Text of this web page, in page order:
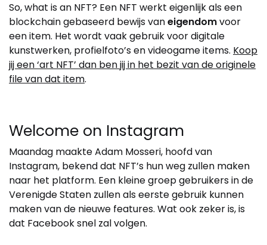
So, what is an NFT? Een NFT werkt eigenlijk als een
blockchain gebaseerd bewijs vaneigendomvoor
een item. Het wordt vaak gebruik voor digitale
kunstwerken, profielfoto’s en videogame items. Koop
jij een ‘art NFT’ dan ben jij in het bezit van de originele
file van dat item.
Welcome on Instagram
Maandag maakte Adam Mosseri, hoofd van
Instagram, bekend dat NFT’s hun weg zullen maken
naar het platform. Een kleine groep gebruikers in de
Verenigde Staten zullen als eerste gebruik kunnen
maken van de nieuwe features. Wat ook zeker is, is
dat Facebook snel zal volgen.